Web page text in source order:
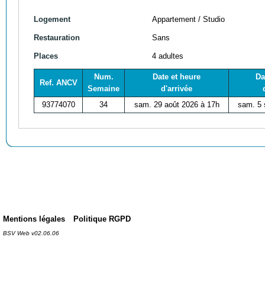
Logement Appartement / Studio
Restauration Sans
Places 4 adultes
Ref. ANCV
Num.
Semaine
Date et heure
d'arrivée
93774070
34 sam. 29 août 2026 à 17h sam. 5
Mentions légales Politique RGPD
BSV Web v02.06.06